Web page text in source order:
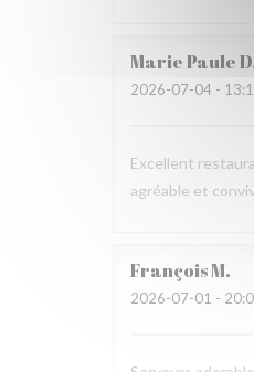
Marie PauleD
2026-07-04 -
Excellent
agréable et
FrançoisM
2026-07-01 -